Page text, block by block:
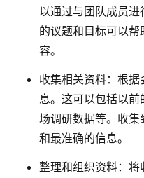
以通过与团队成员
的议题和目标可以
容。
收集相关资料：根
息。这可以包括以
场调研数据等。收
和最准确的信息。
整理和组织资料：将